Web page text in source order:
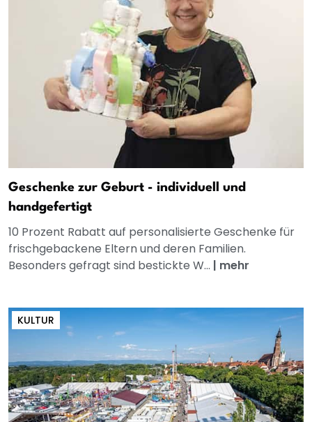
Geschenke zur Geburt - individuell und
handgefertigt
10 Prozent Rabatt auf personalisierte Geschenke für
frischgebackene Eltern und deren Familien.
Besonders gefragt sind bestickte W... | mehr
KULTUR